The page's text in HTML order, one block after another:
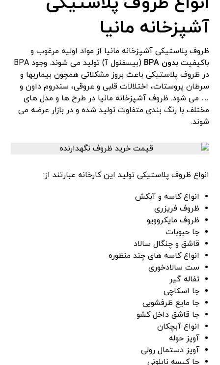
آشپزخانه مانیا
ظروف پلاستیکی آشپزخانه مانیا از مواد اولیه مرغوب و
باکیفیتبدون BPA
(بیسفنول آ) تولید می شوند. وجود BPA
در ظروف پلاستیکی باعث بروز مشکلاتی همچون بیماریها و
سرطان پروستات، اختلالات قلبی و عروقی، سندروم داون و
… می شود. ظروف آشپزخانه مانیا در طرح ها و مدل های
مختلف با رنگ بندی متفاوت تولید شده و در بازار عرضه می
شوند.
انواع ظروف پلاستیکی تولید این کارخانه عبارتند از:
انواع کاسه و آبکش
ظروف فریزری
ظروف مایکروویو
جا حبوبات
قاشق و چنگال سالاد
انواع کاسه های چند منظوره
ست سالادخوری
تفاله گیر
جا اسکاچی
جا مایع ظرفشویی
جا قاشق داخل کشو
انواع آبچکان
آویز حوله
آویز دستمال رولی
جا کیسه نایلونی